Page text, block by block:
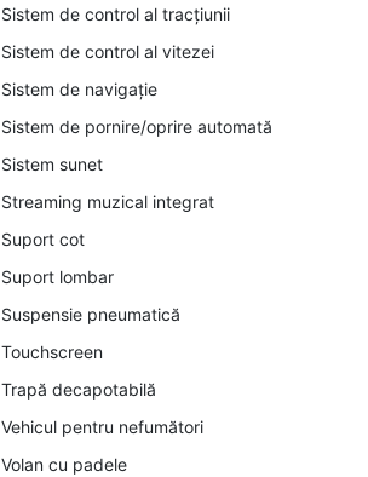
Sistem de control al tracțiunii
Sistem de control al vitezei
Sistem de navigație
Sistem de pornire/oprire automată
Sistem sunet
Streaming muzical integrat
Suport cot
Suport lombar
Suspensie pneumatică
Touchscreen
Trapă decapotabilă
Vehicul pentru nefumători
Volan cu padele